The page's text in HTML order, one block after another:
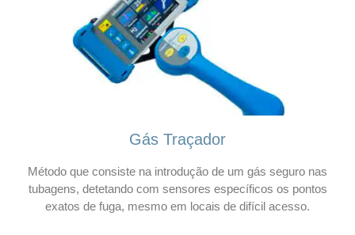
Gás Traçador
Método que consiste na introdução de um gás seguro nas
tubagens, detetando com sensores específicos os pontos
exatos de fuga, mesmo em locais de difícil acesso.